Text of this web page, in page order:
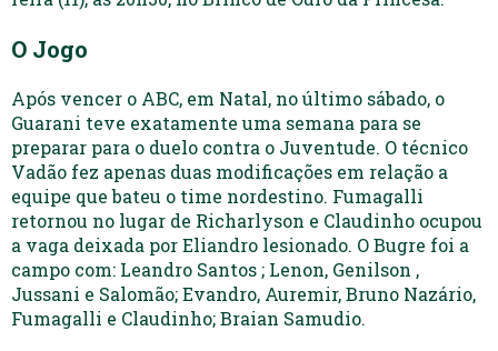
O Jogo
Após vencer o ABC, em Natal, no último sábado, o
Guarani teve exatamente uma semana para se
preparar para o duelo contra o Juventude. O técnico
Vadão fez apenas duas modificações em relação a
equipe que bateu o time nordestino. Fumagalli
retornou no lugar de Richarlyson e Claudinho ocupou
a vaga deixada por Eliandro lesionado. O Bugre foi a
campo com: Leandro Santos ; Lenon, Genilson ,
Jussani e Salomão; Evandro, Auremir, Bruno Nazário,
Fumagalli e Claudinho; Braian Samudio.